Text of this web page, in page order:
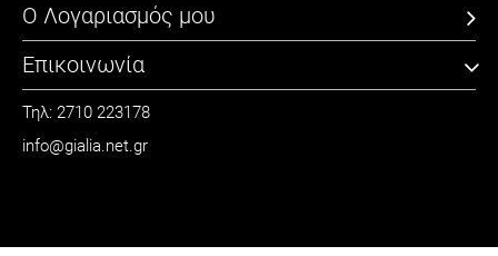
Ο Λογαριασμός μου
Επικοινωνία
Τηλ: 2710 223178
info@gialia.net.gr